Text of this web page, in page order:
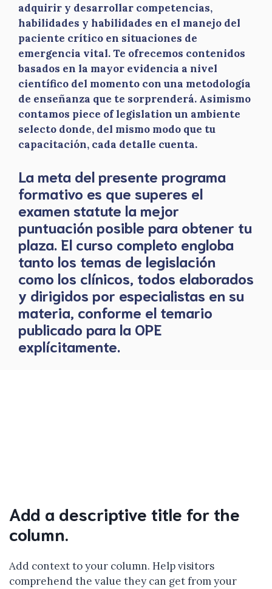
adquirir y desarrollar competencias,
habilidades y habilidades en el manejo del
paciente crítico en situaciones de
emergencia vital. Te ofrecemos contenidos
basados en la mayor evidencia a nivel
científico del momento con una metodología
de enseñanza que te sorprenderá. Asimismo
contamos piece of legislation un ambiente
selecto donde, del mismo modo que tu
capacitación, cada detalle cuenta.
La meta del presente programa
formativo es que superes el
examen statute la mejor
puntuación posible para obtener tu
plaza. El curso completo engloba
tanto los temas de legislación
como los clínicos, todos elaborados
y dirigidos por especialistas en su
materia, conforme el temario
publicado para la OPE
explícitamente.
Add a descriptive title for the
column.
Add context to your column. Help visitors
comprehend the value they can get from your